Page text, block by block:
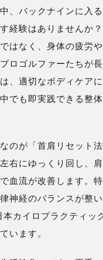
、バックナインに入
経験はありませんか
はなく、身体の疲労
ロゴルファーたちが
、適切なボディケア
でも即実践できる整
のが「首肩リセット
右にゆっくり回し、
血流が改善します。
神経のバランスが整
本カイロプラクティッ
います。